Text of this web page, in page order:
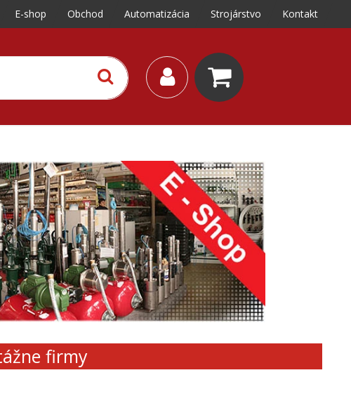
E-shop Obchod Automatizácia Strojárstvo Kontakt
firmy